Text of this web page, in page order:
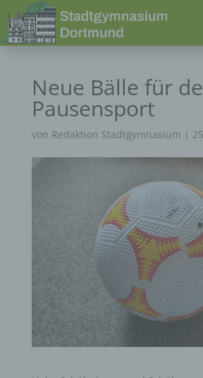
Neue Bälle für
Pausensport
von Redaktion Stadtgymnasium |